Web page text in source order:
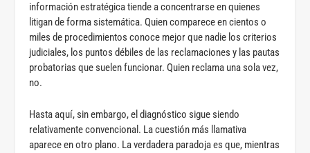
información estratégica tiende a concentrarse en quienes
litigan de forma sistemática. Quien comparece en cientos o
miles de procedimientos conoce mejor que nadie los criterios
judiciales, los puntos débiles de las reclamaciones y las pautas
probatorias que suelen funcionar. Quien reclama una sola vez,
no.
Hasta aquí, sin embargo, el diagnóstico sigue siendo
relativamente convencional. La cuestión más llamativa
aparece en otro plano. La verdadera paradoja es que, mientras